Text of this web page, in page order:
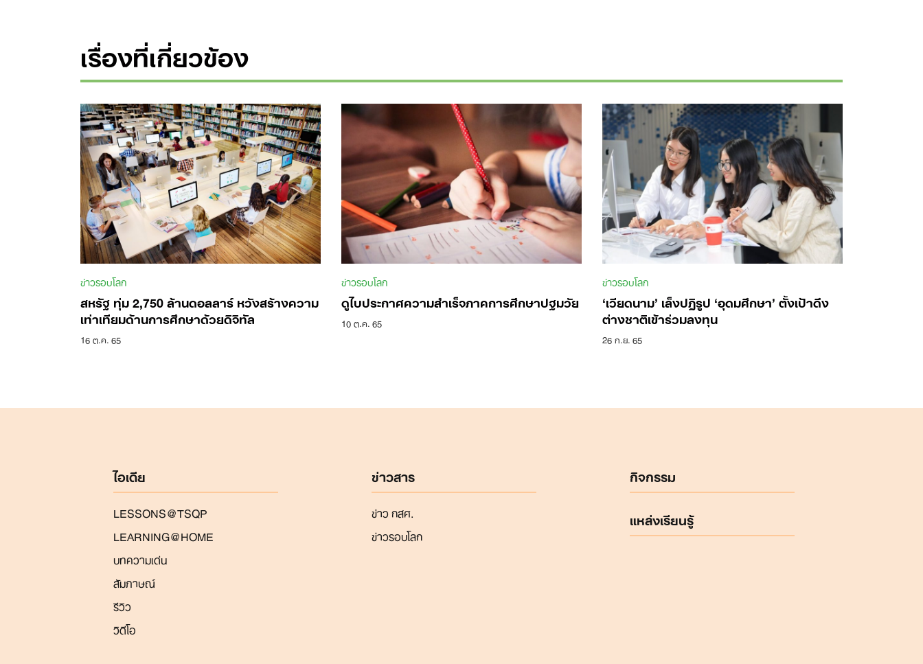
เรื่องที่เกี่ยวข้อง
ข่าวรอบโลก
สหรัฐ ทุ่ม 2,750 ล้านดอลลาร์ หวังสร้างความ
เท่าเทียมด้านการศึกษาด้วยดิจิทัล
16 ต.ค. 65
ข่าวรอบโลก
ดูไบประกาศความสำเร็จภาคการศึกษาปฐมวัย
10 ต.ค. 65
ข่าวรอบโลก
‘เวียดนาม’ เล็งปฏิรูป ‘อุดมศึกษา’ ตั้งเป้าดึง
ต่างชาติเข้าร่วมลงทุน
26 ก.ย. 65
ไอเดีย
LESSONS@TSQP
LEARNING@HOME
บทความเด่น
สัมภาษณ์
รีวิว
วิดีโอ
ข่าวสาร
ข่าว กสศ.
ข่าวรอบโลก
กิจกรรม
แหล่งเรียนรู้